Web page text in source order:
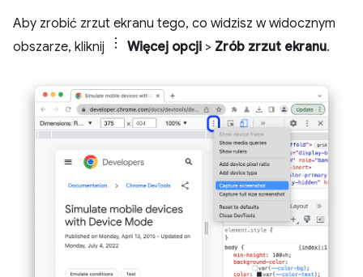
Aby zrobić zrzut ekranu tego, co widzisz w widocznym
obszarze, kliknij
Więcej opcji > Zrób zrzut ekranu.